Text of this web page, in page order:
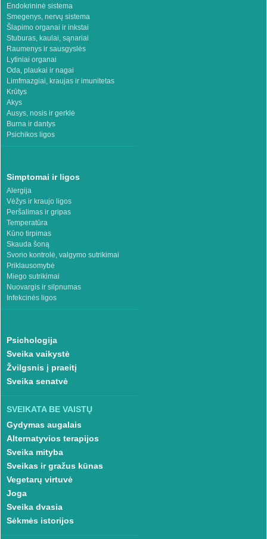
Endokrininė sistema
Smegenys, nervų sistema
Šlapimo organai ir inkstai
Stuburas, kaulai, sąnariai
Raumenys ir sausgyslės
Lytiniai organai
Oda, plaukai ir nagai
Limfmazgiai, kraujas ir imunitetas
Krūtys
Akys
Ausys, nosis ir gerklė
Burna ir dantys
Psichikos ligos
Simptomai ir ligos
Alergija
Vėžys ir kraujo ligos
Peršalimas ir gripas
Temperatūra
Kūno tirpimas
Skauda šoną
Svorio kontrolė, valgymo sutrikimai
Priklausomybė
Miego sutrikimai
Nuovargis ir silpnumas
Infekcinės ligos
Psichologija
Sveika vaikystė
Žvilgsnis į praeitį
Sveika senatvė
SVEIKATA BE VAISTŲ
Gydymas augalais
Alternatyvios terapijos
Sveika mityba
Sveikas ir gražus kūnas
Vegetarų virtuvė
Joga
Sveika dvasia
Sėkmės istorijos